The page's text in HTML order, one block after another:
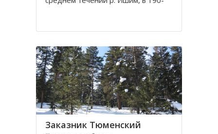
международного ранга в России 35.
возможность в полной
Заказник Тюменский